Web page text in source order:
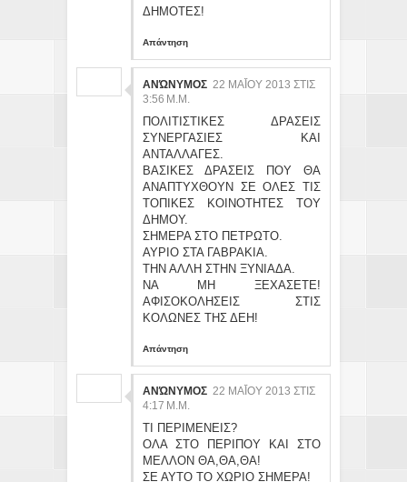
ΔΗΜΟΤΕΣ!
Απάντηση
ΑΝΏΝΥΜΟΣ 22 ΜΑΪ́ΟΥ 2013 ΣΤΙΣ 3:
56 Μ.Μ.
ΠΟΛΙΤΙΣΤΙΚΕΣ ΔΡΑΣΕΙΣ
ΣΥΝΕΡΓΑΣΙΕΣ ΚΑΙ
ΑΝΤΑΛΛΑΓΕΣ.
ΒΑΣΙΚΕΣ ΔΡΑΣΕΙΣ ΠΟΥ ΘΑ
ΑΝΑΠΤΥΧΘΟΥΝ ΣΕ ΟΛΕΣ ΤΙΣ
ΤΟΠΙΚΕΣ ΚΟΙΝΟΤΗΤΕΣ ΤΟΥ
ΔΗΜΟΥ.
ΣΗΜΕΡΑ ΣΤΟ ΠΕΤΡΩΤΟ.
ΑΥΡΙΟ ΣΤΑ ΓΑΒΡΑΚΙΑ.
ΤΗΝ ΑΛΛΗ ΣΤΗΝ ΞΥΝΙΑΔΑ.
ΝΑ ΜΗ ΞΕΧΑΣΕΤΕ!
ΑΦΙΣΟΚΟΛΗΣΕΙΣ ΣΤΙΣ
ΚΟΛΩΝΕΣ ΤΗΣ ΔΕΗ!
Απάντηση
ΑΝΏΝΥΜΟΣ 22 ΜΑΪ́ΟΥ 2013 ΣΤΙΣ 4:
17 Μ.Μ.
ΤΙ ΠΕΡΙΜΕΝΕΙΣ?
ΟΛΑ ΣΤΟ ΠΕΡΙΠΟΥ ΚΑΙ ΣΤΟ
ΜΕΛΛΟΝ ΘΑ,ΘΑ,ΘΑ!
ΣΕ ΑΥΤΟ ΤΟ ΧΩΡΙΟ ΣΗΜΕΡΑ!